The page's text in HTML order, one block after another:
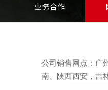
业务合作
公司销售网点：广
南、陕西西安，吉